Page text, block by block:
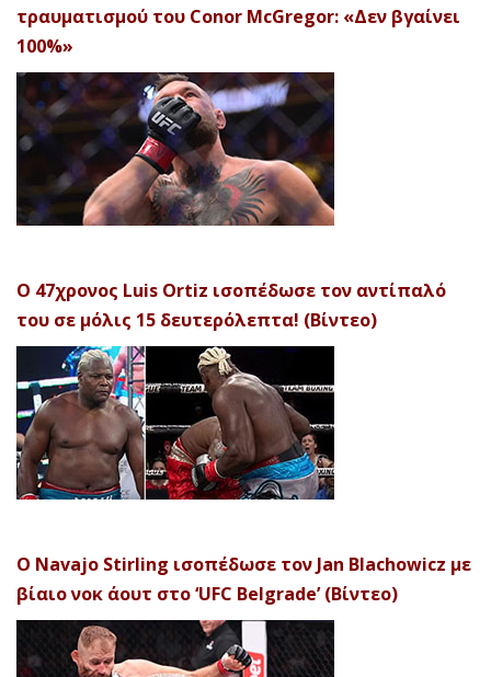
τραυματισμού του Conor McGregor: «Δεν βγαίνει
100%»
Ο 47χρονος Luis Ortiz ισοπέδωσε τον αντίπαλό
του σε μόλις 15 δευτερόλεπτα! (Βίντεο)
Ο Navajo Stirling ισοπέδωσε τον Jan Blachowicz με
βίαιο νοκ άουτ στο ‘UFC Belgrade’ (Βίντεο)